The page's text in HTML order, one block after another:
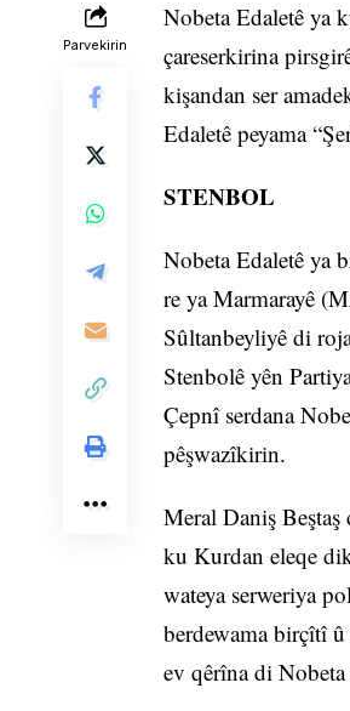
Parvekirin
Nobeta Edaletê ya
çareserkirina
kişandan ser
Edaletê peyama
STENBOL
Nobeta Edaletê ya
re ya Marmarayê
Sûltanbeyliyê di
Stenbolê yên
Çepnî serdana
pêşwazîkirin.
Meral Daniş
ku Kurdan eleqe
wateya serweriya
berdewama birçîtî
ev qêrîna di